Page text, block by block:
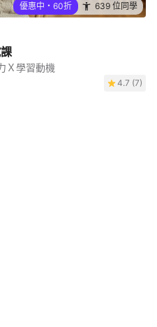
優惠中・60折 639 位同學
Ｘ學習動機
4.7 (7)